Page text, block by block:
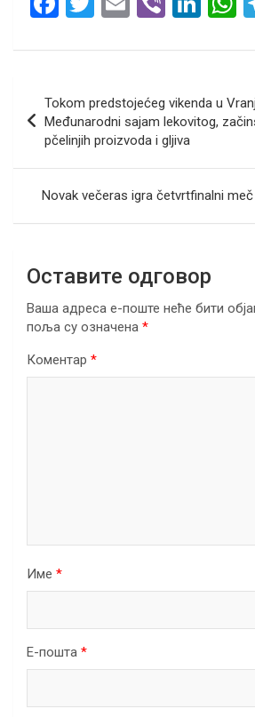
ce
b
o
o
k
tt
er
ail er ke
dI
n
A
p
чланка
Tokom predstojećeg vikenda u
Međunarodni sajam lekovitog,
pčelinjih proizvoda i gljiva
Novak večeras igra četvrtfinalni
Оставите одговор
Ваша адреса е-поште неће бити
поља су означена *
Коментар *
Име *
Е-пошта *